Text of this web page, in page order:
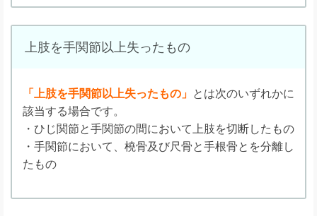
上肢を手関節以上失ったもの
「上肢を手関節以上失ったもの」 とは次のいずれかに
該当する場合です。
・ひじ関節と手関節の間において上肢を切断したもの
・手関節において、橈骨及び尺骨と手根骨とを分離し
たもの